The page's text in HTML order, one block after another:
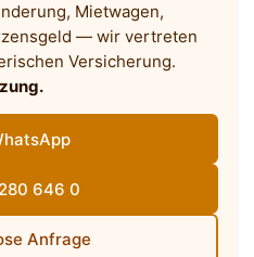
Mietwagen,
— wir vertreten
Versicherung.
646 0
Anfrage